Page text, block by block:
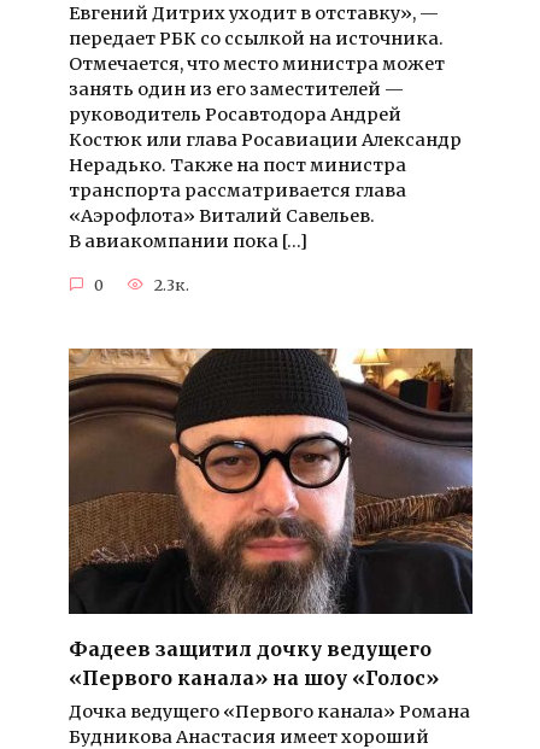
Евгений Дитрих уходит в отставку», —
передает РБК со ссылкой на источника.
Отмечается, что место министра может
занять один из его заместителей —
руководитель Росавтодора Андрей
Костюк или глава Росавиации Александр
Нерадько. Также на пост министра
транспорта рассматривается глава
«Аэрофлота» Виталий Савельев.
В авиакомпании пока […]
0 2.3к.
Фадеев защитил дочку ведущего
«Первого канала» на шоу «Голос»
Дочка ведущего «Первого канала» Романа
Будникова Анастасия имеет хороший